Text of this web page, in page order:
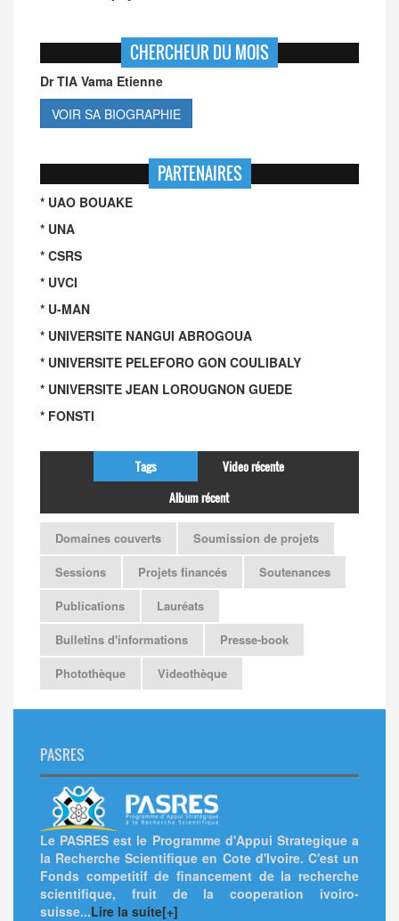
CHERCHEUR DU MOIS
Dr TIA Vama Etienne
VOIR SA BIOGRAPHIE
PARTENAIRES
* UAO BOUAKE
* UNA
* CSRS
* UVCI
* U-MAN
* UNIVERSITE NANGUI ABROGOUA
* UNIVERSITE PELEFORO GON COULIBALY
* UNIVERSITE JEAN LOROUGNON GUEDE
* FONSTI
Tags
Video récente
Album récent
Domaines couverts
Soumission de projets
Sessions
Projets financés
Soutenances
Publications
Lauréats
Bulletins d'informations
Presse-book
Photothèque
Videothèque
PASRES
Le PASRES est le Programme d'Appui Strategique a
la Recherche Scientifique en Cote d'Ivoire. C'est un
Fonds competitif de financement de la recherche
scientifique, fruit de la cooperation ivoiro-
suisse...Lire la suite[+]